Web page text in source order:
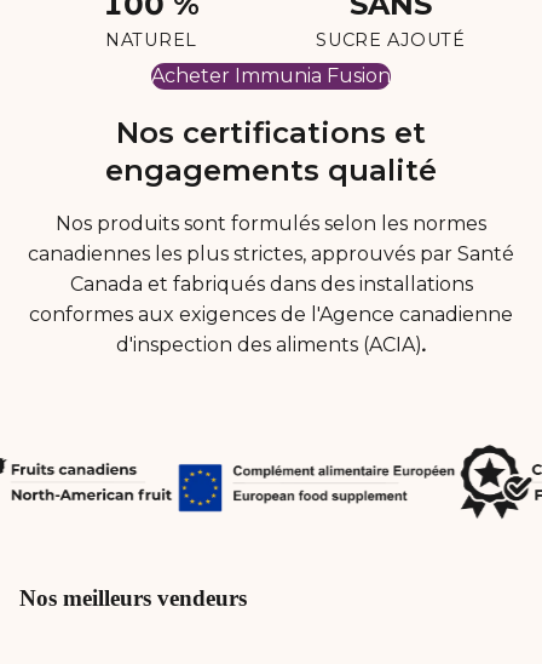
NATUREL SUCRE AJOUTÉ
Acheter Immunia Fusion
Nos certifications et
engagements qualité
Nos produits sont formulés selon les normes
canadiennes les plus strictes, approuvés par Santé
Canada et fabriqués dans des installations
conformes aux exigences de l'Agence canadienne
d'inspection des aliments (ACIA).
Nos meilleurs vendeurs